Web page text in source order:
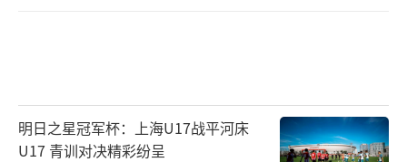
明日之星冠军杯：上海U17战平河床
U17 青训对决精彩纷呈